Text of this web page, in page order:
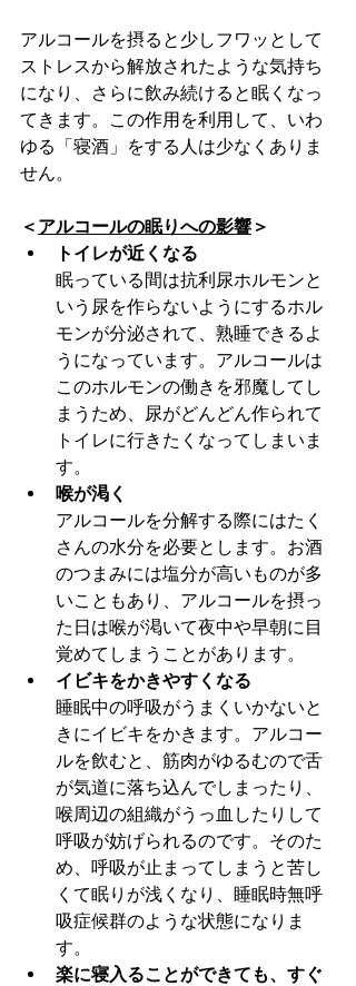
アルコールを摂ると少しフワッとして
ストレスから解放されたような気持ち
になり、さらに飲み続けると眠くなっ
てきます。この作用を利用して、いわ
ゆる「寝酒」をする人は少なくありま
せん。
＜ アルコールの眠りへの影響 ＞
トイレが近くなる
眠っている間は抗利尿ホルモンと
いう尿を作らないようにするホル
モンが分泌されて、熟睡できるよ
うになっています。アルコールは
このホルモンの働きを邪魔してし
まうため、尿がどんどん作られて
トイレに行きたくなってしまいま
す。
喉が渇く
アルコールを分解する際にはたく
さんの水分を必要とします。お酒
のつまみには塩分が高いものが多
いこともあり、アルコールを摂っ
た日は喉が渇いて夜中や早朝に目
覚めてしまうことがあります。
イビキをかきやすくなる
睡眠中の呼吸がうまくいかないと
きにイビキをかきます。アルコー
ルを飲むと、筋肉がゆるむので舌
が気道に落ち込んでしまったり、
喉周辺の組織がうっ血したりして
呼吸が妨げられるのです。そのた
め、呼吸が止まってしまうと苦し
くて眠りが浅くなり、睡眠時無呼
吸症候群のような状態になりま
す。
楽に寝入ることができても、すぐ